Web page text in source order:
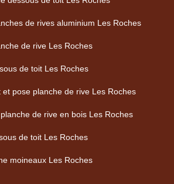
de rives aluminium Les Roches
de rive Les Roches
de toit Les Roches
et pose planche de rive Les Roches
de rive en bois Les Roches
de toit Les Roches
moineaux Les Roches